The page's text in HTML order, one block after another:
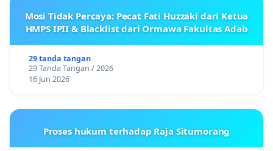
Mosi Tidak Percaya: Pecat Fati Huzzaki dari Ketua
HMPS IPII & Blacklist dari Ormawa Fakultas Adab
29 tanda tangan
29 Tanda Tangan / 2026
16 Jun 2026
Proses hukum terhadap Raja Situmorang